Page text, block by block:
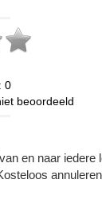
0
beoordeeld
en naar iedere